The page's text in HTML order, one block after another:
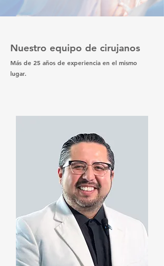
Nuestro equipo de cirujanos
Más de 25 años de experiencia en el mismo
lugar.